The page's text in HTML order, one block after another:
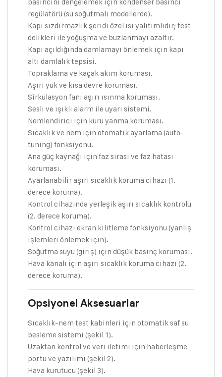
regülatörü (su soğutmalı modellerde).
Kapı sızdırmazlık şeridi özel ısı yalıtımlıdır; test
delikleri ile yoğuşma ve buzlanmayı azaltır.
Kapı açıldığında damlamayı önlemek için kapı
altı damlalık tepsisi.
Topraklama ve kaçak akım koruması.
Aşırı yük ve kısa devre koruması.
Sirkülasyon fanı aşırı ısınma koruması.
Sesli ve ışıklı alarm ile uyarı sistemi.
Nemlendirici için kuru yanma koruması.
Sıcaklık ve nem için otomatik ayarlama (auto-
tuning) fonksiyonu.
Ana güç kaynağı için faz sırası ve faz hatası
koruması.
Ayarlanabilir aşırı sıcaklık koruma cihazı (1.
derece koruma).
Kontrol cihazında yerleşik aşırı sıcaklık kontrolü
(2. derece koruma).
Kontrol cihazı ekran kilitleme fonksiyonu (yanlış
işlemleri önlemek için).
Soğutma suyu (giriş) için düşük basınç koruması.
Hava kanalı için aşırı sıcaklık koruma cihazı (2.
derece koruma).
Opsiyonel Aksesuarlar
Sıcaklık-nem test kabinleri için otomatik saf su
besleme sistemi (şekil 1).
Uzaktan kontrol ve veri iletimi için haberleşme
portu ve yazılımı (şekil 2).
Hava kurutucu (şekil 3).